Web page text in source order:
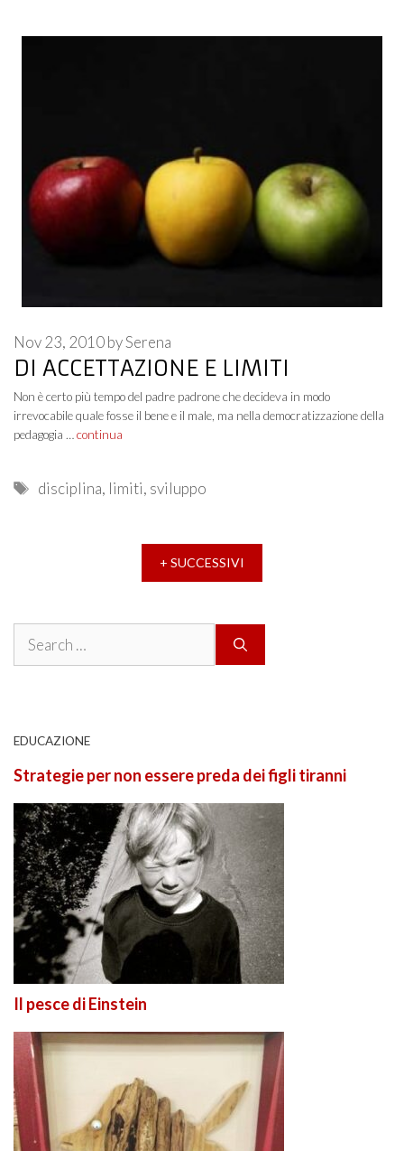
DI ACCETTAZIONE E LIMITI
Nov 23, 2010bySerena
Non è certo più tempo del padre padrone che decideva in modo
irrevocabile quale fosse il bene e il male, ma nella democratizzazione della
pedagogia … continua
Tags
disciplina, limiti, sviluppo
+ SUCCESSIVI
Search
EDUCAZIONE
Strategie per non essere preda dei figli tiranni
Il pesce di Einstein